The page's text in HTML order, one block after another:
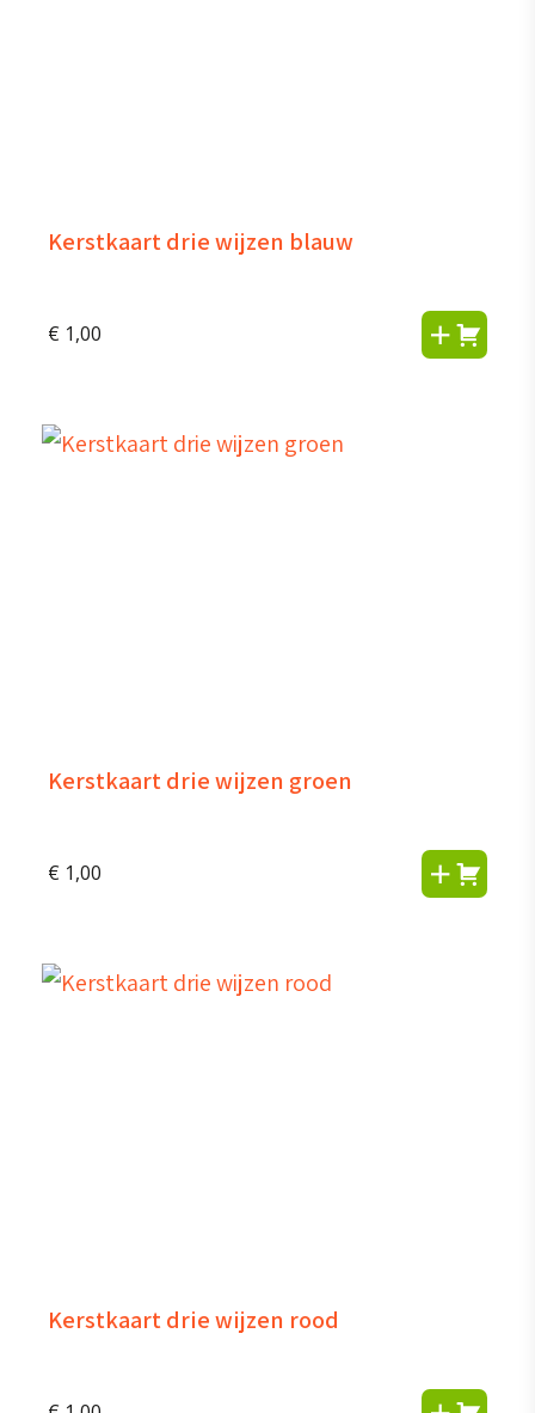
Kerstkaart drie wijzen blauw
€ 1,00
Kerstkaart drie wijzen groen
€ 1,00
Kerstkaart drie wijzen rood